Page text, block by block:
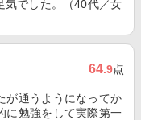
気でした。（40代／女
64.9点
が通うようになってか
に勉強をして実際第一